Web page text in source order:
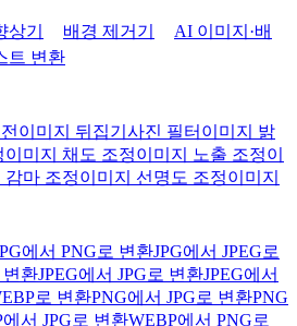
기 배경 제거기
AI 이미지·배
트 변환
이미지 뒤집기 사진 필터 이미지 밝
이미지 채도 조정이미지 노출 조정이
감마 조정이미지 선명도 조정이미지
에서 PNG로 변환JPG에서 JPEG로
변환JPEG에서 JPG로 변환JPEG에서
로 변환PNG에서 JPG로 변환PNG
서 JPG로 변환WEBP에서 PNG로